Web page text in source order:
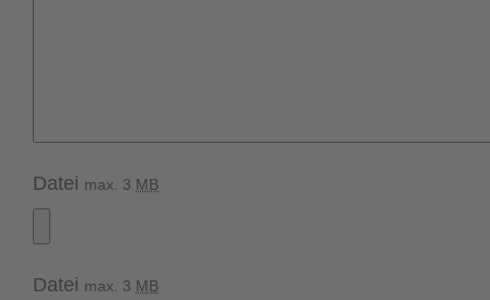
Datei max. 3 MB
Datei max. 3 MB